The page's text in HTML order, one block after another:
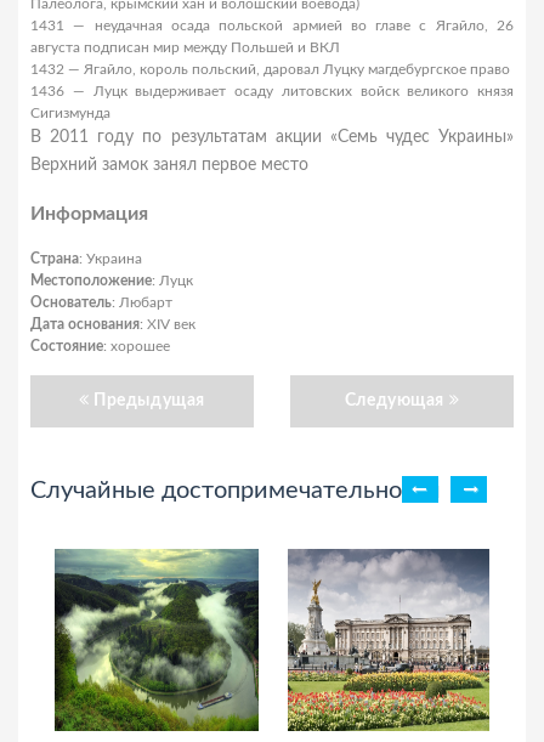
Палеолога, крымский хан и волошский воевода)
1431 — неудачная осада польской армией во главе с Ягайло, 26
августа подписан мир между Польшей и ВКЛ
1432 — Ягайло, король польский, даровал Луцку магдебургское право
1436 — Луцк выдерживает осаду литовских войск великого князя
Сигизмунда
В 2011 году по результатам акции «Семь чудес Украины»
Верхний замок занял первое место
Информация
Страна: Украина
Местоположение: Луцк
Основатель: Любарт
Дата основания: XIV век
Состояние: хорошее
Предыдущая Следующая
Случайные достопримечательности